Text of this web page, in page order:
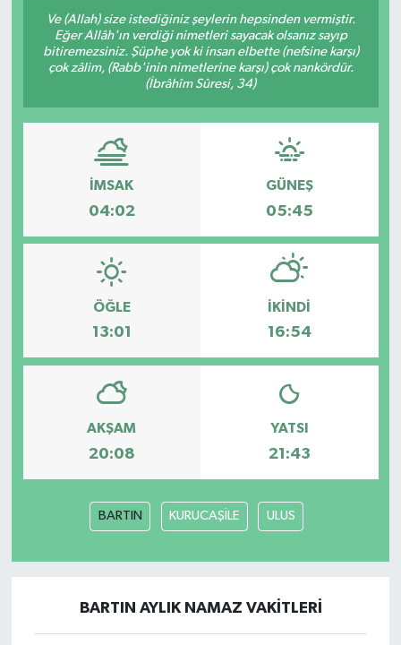
Ve (Allah) size istediğiniz şeylerin hepsinden vermiştir.
Eğer Allâh'ın verdiği nimetleri sayacak olsanız sayıp
bitiremezsiniz. Şüphe yok ki insan elbette (nefsine karşı)
çok zâlim, (Rabb'inin nimetlerine karşı) çok nankördür.
(İbrâhîm Sûresi, 34)
İMSAK
04:02
GÜNEŞ
05:45
ÖĞLE
13:01
İKINDI
16:54
AKŞAM
20:08
YATSI
21:43
BARTIN KURUCAŞİLE ULUS
BARTIN AYLIK NAMAZ VAKITLERI
Yazarlar